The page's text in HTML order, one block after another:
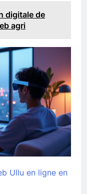
digitale de
agri
Ullu en ligne en